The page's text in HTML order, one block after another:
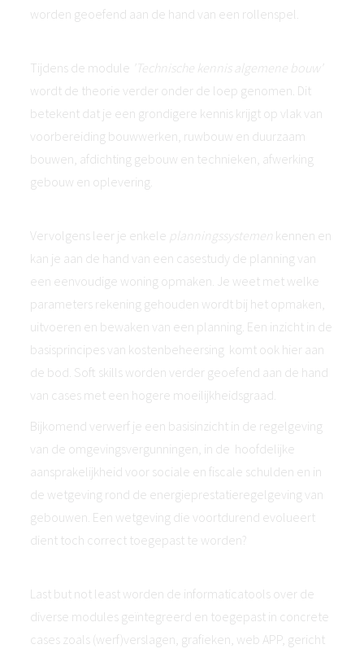
worden geoefend aan de hand van een rollenspel.
Tijdens de module 'Technische kennis algemene bouw'
wordt de theorie verder onder de loep genomen. Dit
betekent dat je een grondigere kennis krijgt op vlak van
voorbereiding bouwwerken, ruwbouw en duurzaam
bouwen, afdichting gebouw en technieken, afwerking
gebouw en oplevering.
Vervolgens leer je enkele planningssystemen kennen en
kan je aan de hand van een casestudy de planning van
een eenvoudige woning opmaken. Je weet met welke
parameters rekening gehouden wordt bij het opmaken,
uitvoeren en bewaken van een planning. Een inzicht in de
basisprincipes van kostenbeheersing komt ook hier aan
de bod. Soft skills worden verder geoefend aan de hand
van cases met een hogere moeilijkheidsgraad.
Bijkomend verwerf je een basisinzicht in de regelgeving
van de omgevingsvergunningen, in de hoofdelijke
aansprakelijkheid voor sociale en fiscale schulden en in
de wetgeving rond de energieprestatieregelgeving van
gebouwen. Een wetgeving die voortdurend evolueert
dient toch correct toegepast te worden?
Last but not least worden de informaticatools over de
diverse modules geïntegreerd en toegepast in concrete
cases zoals (werf)verslagen, grafieken, web APP, gericht